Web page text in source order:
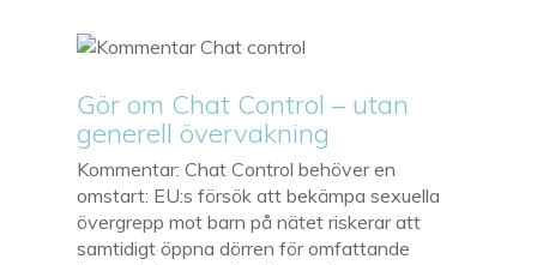
Gör om Chat Control – utan
generell övervakning
Kommentar: Chat Control behöver en
omstart: EU:s försök att bekämpa sexuella
övergrepp mot barn på nätet riskerar att
samtidigt öppna dörren för omfattande